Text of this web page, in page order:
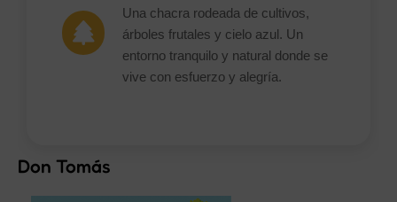
Una chacra rodeada de cultivos,
árboles frutales y cielo azul. Un
entorno tranquilo y natural donde se
vive con esfuerzo y alegría.
Don Tomás